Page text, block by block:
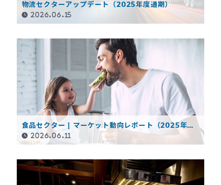
物流セクターアップデート（2025年度通期）
2026.06.15
食品セクター | マーケット動向レポート（2025年度
決算概要）
2026.06.11